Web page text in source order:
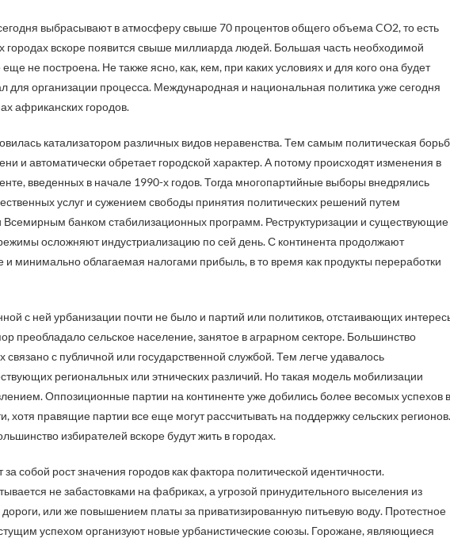
выбрасывают в атмосферу свыше 70 процентов общего объема CO2, то есть
городах вскоре появится свыше миллиарда людей. Большая часть необходимой
не построена. Не также ясно, как, кем, при каких условиях и для кого она будет
для организации процесса. Международная и национальная политика уже сегодня
африканских городов.
катализатором различных видов неравенства. Тем самым политическая
и автоматически обретает городской характер. А потому происходят изменения в
введенных в начале 1990-х годов. Тогда многопартийные выборы внедрялись
услуг и сужением свободы принятия политических решений путем
банком стабилизационных программ. Реструктуризации и существующие
осложняют индустриализацию по сей день. С континента продолжают
и минимально облагаемая налогами прибыль, в то время как продукты переработки
с ней урбанизации почти не было и партий или политиков, отстаивающих
преобладало сельское население, занятое в аграрном секторе. Большинство
с публичной или государственной службой. Тем легче удавалось
региональных или этнических различий. Но такая модель мобилизации
Оппозиционные партии на континенте уже добились более весомых успехов в
хотя правящие партии все еще могут рассчитывать на поддержку сельских регионов.
избирателей вскоре будут жить в городах.
собой рост значения городов как фактора политической идентичности.
не забастовками на фабриках, а угрозой принудительного выселения из
или же повышением платы за приватизированную питьевую воду. Протестное
успехом организуют новые урбанистические союзы. Горожане, являющиеся